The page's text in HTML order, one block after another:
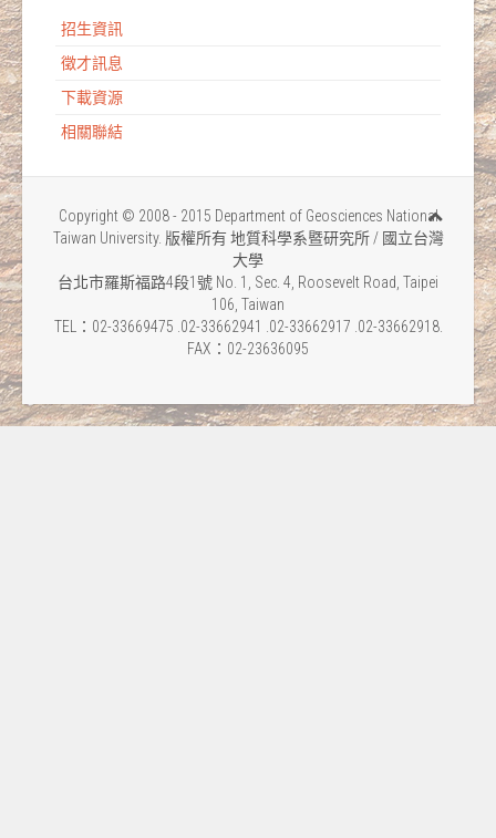
招生資訊
徵才訊息
下載資源
相關聯結
Copyright © 2008 - 2015 Department of Geosciences National
Taiwan University. 版權所有 地質科學系暨研究所 / 國立台灣
大學
台北市羅斯福路4段1號 No. 1, Sec. 4, Roosevelt Road, Taipei
106, Taiwan
TEL：02-33669475 .02-33662941 .02-33662917 .02-33662918.
FAX：02-23636095